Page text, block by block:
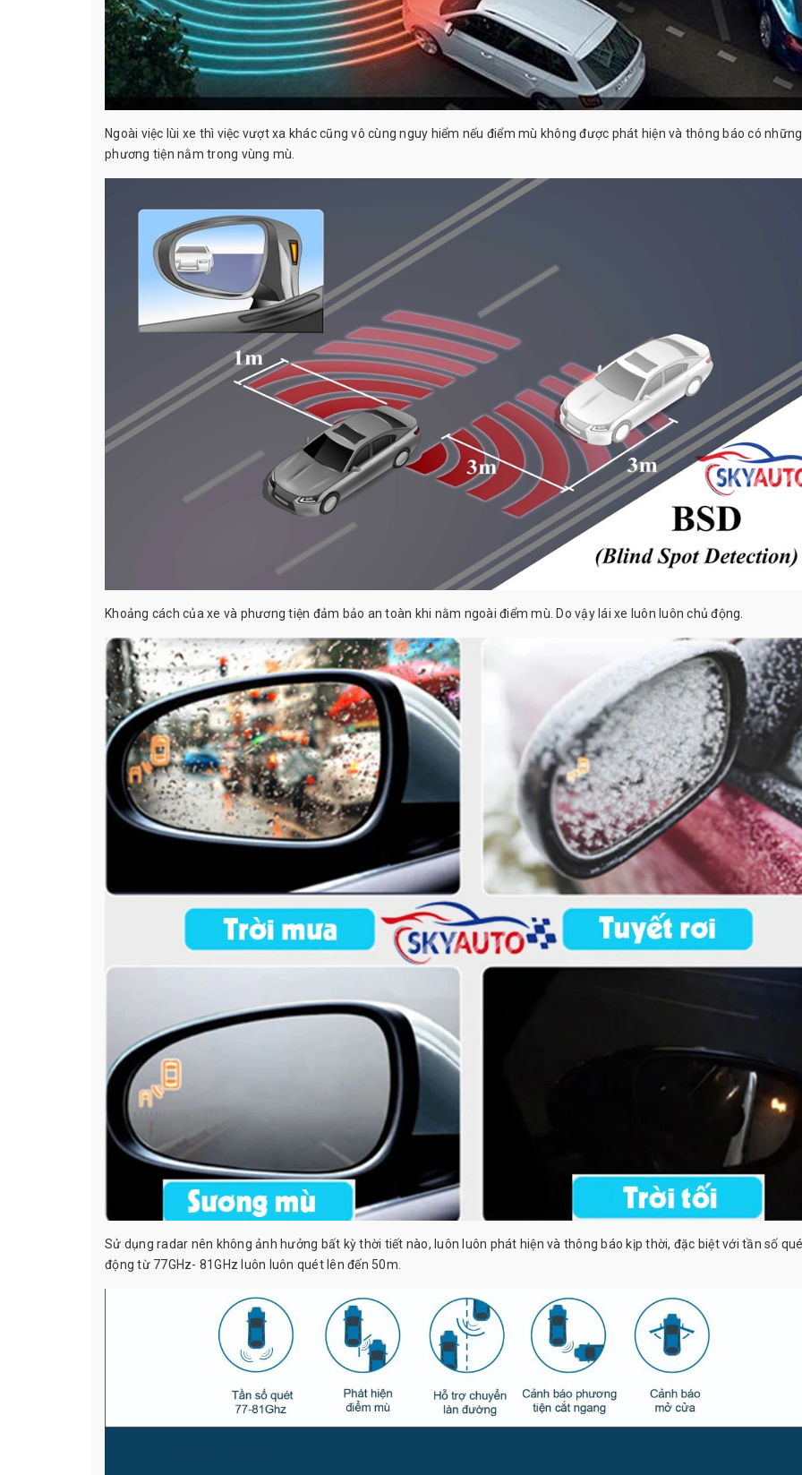
Ngoài việc lùi xe thì việc vượt xa khác cũng vô cùng nguy hiểm nếu điểm mù không được phát hiện và thông báo có những
phương tiện nằm trong vùng mù.
Khoảng cách của xe và phương tiện đảm bảo an toàn khi nằm ngoài điểm mù. Do vậy lái xe luôn luôn chủ động.
Sử dụng radar nên không ảnh hưởng bất kỳ thời tiết nào, luôn luôn phát hiện và thông báo kịp thời, đặc biệt với tần số
động từ 77GHz- 81GHz luôn luôn quét lên đến 50m.